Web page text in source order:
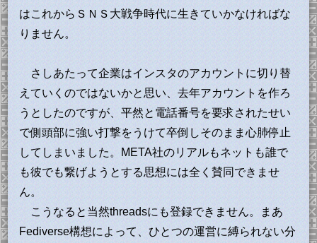
てウカツ者を排除してきたＸのタイムラインはと
もかくとして、「トレンド」や「おすすめ」には
が飛び交っており、当事者になったときのことを
考えると暗澹たる気持ちになる。そもそも重くて
そのフェイクくせえ画像が読み込まれてねえんだ
よ！
南海トラフを控えた身として、さしあたり
misskeyとタイッツーで信頼できる一次情報を発
信するアカウントをいくつかフォローし、ウカツ
な拡散を行うアカウントのフォローを外すなどの
自衛措置を行ったが、長年それを繰り返してきた
はこれからＳＮＳ大戦争時代に生きていかなければな
りません。
さしあたって企業はインスタのアカウントに切り替
えていくのではないかと思い、去年アカウントを作ろ
うとしたのですが、平然と電話番号を要求されたせい
で側頭部に強い打撃をうけて卒倒しそのまま心肺停止
してしまいました。META社のリアルもネットも誰で
も彼でも繋げようとする思想には全く賛同できませ
ん。
こうなると当然threadsにも登録できません。まあ
Fediverse構想によって、ひとつの運営に縛られない分